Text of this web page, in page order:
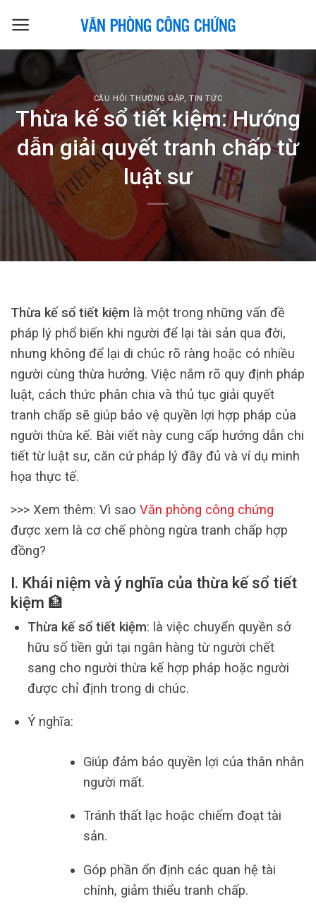
CÂU HỎI THƯỜNG GẶP,TIN TỨC
Thừa kế sổ tiết kiệm: Hướng
dẫn giải quyết tranh chấp từ
luật sư
Thừa kế sổ tiết kiệm là một trong những vấn đề
pháp lý phổ biến khi người để lại tài sản qua đời,
nhưng không để lại di chúc rõ ràng hoặc có nhiều
người cùng thừa hưởng. Việc nắm rõ quy định pháp
luật, cách thức phân chia và thủ tục giải quyết
tranh chấp sẽ giúp bảo vệ quyền lợi hợp pháp của
người thừa kế. Bài viết này cung cấp hướng dẫn chi
tiết từ luật sư, căn cứ pháp lý đầy đủ và ví dụ minh
họa thực tế.
>>> Xem thêm: Vì sao Văn phòng công chứng
được xem là cơ chế phòng ngừa tranh chấp hợp
đồng?
I. Khái niệm và ý nghĩa của thừa kế sổ tiết
kiệm 🏦
Thừa kế sổ tiết kiệm: là việc chuyển quyền sở
hữu số tiền gửi tại ngân hàng từ người chết
sang cho người thừa kế hợp pháp hoặc người
được chỉ định trong di chúc.
Ý nghĩa:
Giúp đảm bảo quyền lợi của thân nhân
người mất.
Tránh thất lạc hoặc chiếm đoạt tài
sản.
Góp phần ổn định các quan hệ tài
chính, giảm thiểu tranh chấp.